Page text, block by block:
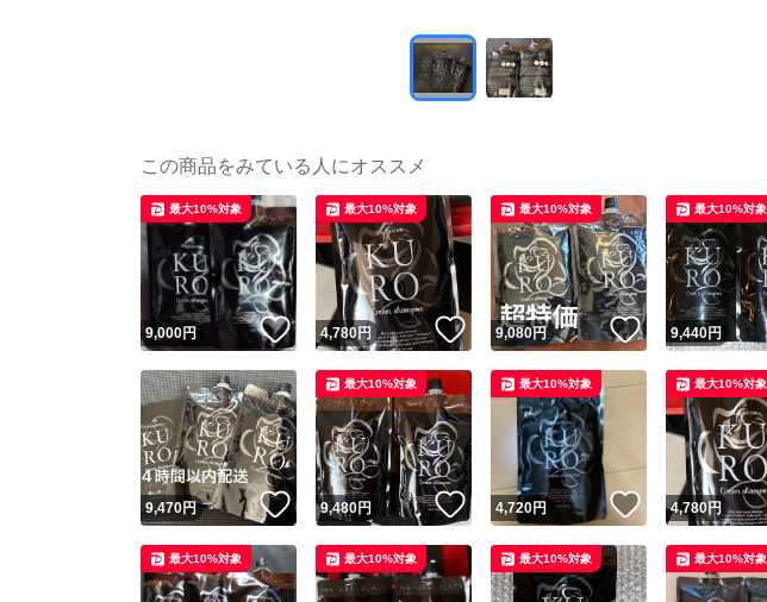
この商品をみている人にオススメ
9,000円 いいね！
最大10%対象
4,780円 いいね！
最大10%対象
9,080円 いいね！
最大10%対象
9,440円
最大10%対象
9,470円 いいね！
9,480円 いいね！
最大10%対象
4,720円 いいね！
最大10%対象
4,780円
最大10%対象
最大10%対象 最大10%対象 最大10%対象 最大10%対象